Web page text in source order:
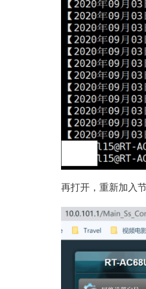
再打开，重新加入